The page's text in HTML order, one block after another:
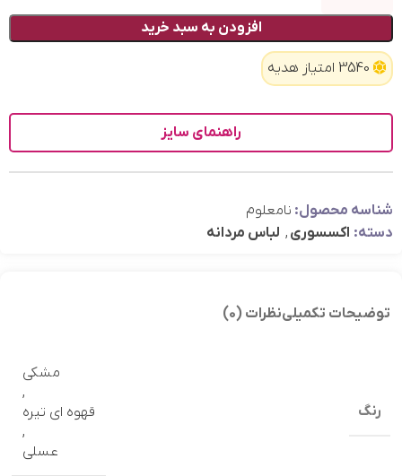
افزودن به سبد خرید
3540 امتیاز هدیه
راهنمای سایز
شناسه محصول: نامعلوم
دسته: اکسسوری , لباس مردانه
توضیحات تکمیلینظرات (0)
رنگ
مشکی
,
قهوه ای تیره
,
عسلی